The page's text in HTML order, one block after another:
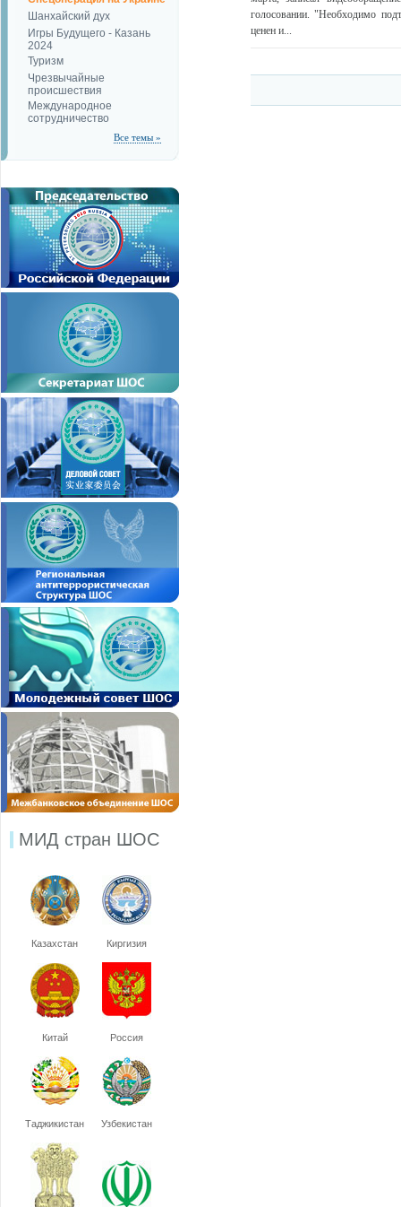
Шанхайский дух
Игры Будущего - Казань
2024
Туризм
Чрезвычайные
происшествия
Международное
сотрудничество
Все темы »
МИД стран ШОС
Казахстан Киргизия
Китай Россия
Таджикистан Узбекистан
голосовании. "Необходимо
ценен и...